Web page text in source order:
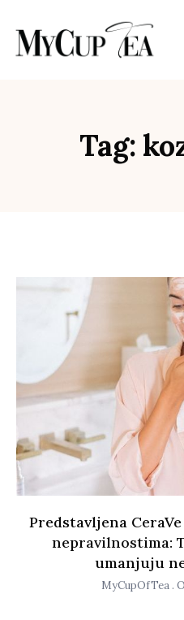
Tag:
Predstavljena
nepravilnostima:
umanjuju
MyCupOfTea